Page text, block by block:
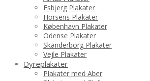
Esbjerg Plakater
Horsens Plakater
København Plakater
Odense Plakater
Skanderborg Plakater
Vejle Plakater
Dyreplakater
Plakater med Aber